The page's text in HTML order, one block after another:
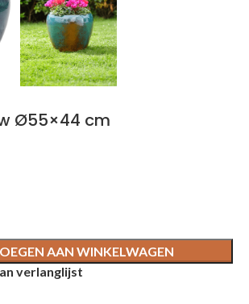
Ø55×44 cm
AAN WINKELWAGEN
verlanglijst